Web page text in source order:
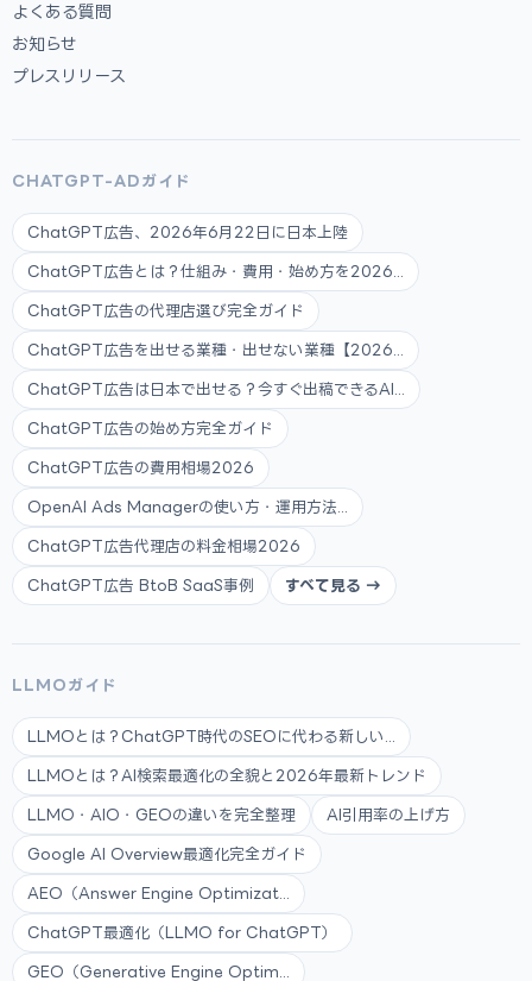
よくある質問
お知らせ
プレスリリース
CHATGPT-ADガイド
ChatGPT広告、2026年6月22日に日本上陸
ChatGPT広告とは？仕組み・費用・始め方を2026...
ChatGPT広告の代理店選び完全ガイド
ChatGPT広告を出せる業種・出せない業種【2026...
ChatGPT広告は日本で出せる？今すぐ出稿できるAI...
ChatGPT広告の始め方完全ガイド
ChatGPT広告の費用相場2026
OpenAI Ads Managerの使い方・運用方法...
ChatGPT広告代理店の料金相場2026
ChatGPT広告 BtoB SaaS事例 すべて見る →
LLMOガイド
LLMOとは？ChatGPT時代のSEOに代わる新しい...
LLMOとは？AI検索最適化の全貌と2026年最新トレンド
LLMO・AIO・GEOの違いを完全整理 AI引用率の上げ方
Google AI Overview最適化完全ガイド
AEO（Answer Engine Optimizat...
ChatGPT最適化（LLMO for ChatGPT）
GEO（Generative Engine Optim...